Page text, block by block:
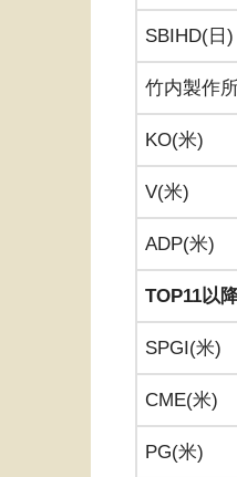
SBIHD(日)
竹内製作
KO(米)
V(米)
ADP(米)
TOP11以
SPGI(米)
CME(米)
PG(米)